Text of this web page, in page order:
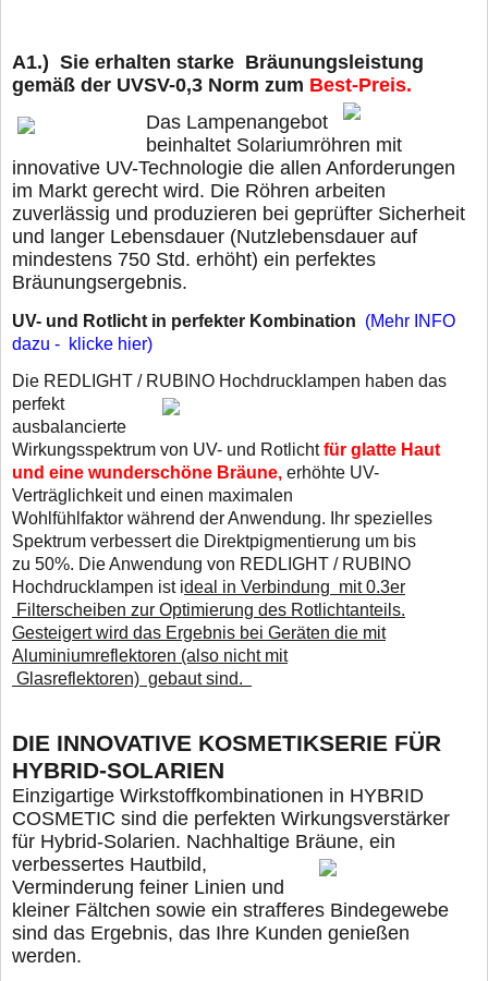
A1.) Sie erhalten starke Bräunungsleistung
gemäß der UVSV-0,3 Norm zum Best-Preis.
Das Lampenangebot
beinhaltet Solariumröhren mit
innovative UV-Technologie die allen Anforderungen
im Markt gerecht wird. Die Röhren arbeiten
zuverlässig und produzieren bei geprüfter Sicherheit
und langer Lebensdauer (Nutzlebensdauer auf
mindestens 750 Std. erhöht) ein perfektes
Bräunungsergebnis.
UV- und Rotlicht in perfekter Kombination (Mehr INFO
dazu - klicke hier)
Die REDLIGHT / RUBINO Hochdrucklampen haben das
perfekt
ausbalancierte
Wirkungsspektrum von UV- und Rotlichtfür glatte Haut
und eine wunderschöne Bräune, erhöhte UV-
Verträglichkeit und einen maximalen
Wohlfühlfaktor während der Anwendung. Ihr spezielles
Spektrum verbessert die Direktpigmentierung um bis
zu 50%. Die Anwendung von REDLIGHT / RUBINO
Hochdrucklampen ist ideal in Verbindung mit 0.3er
Filterscheiben zur Optimierung des Rotlichtanteils.
Gesteigert wird das Ergebnis bei Geräten die mit
Aluminiumreflektoren (also nicht mit
Glasreflektoren) gebaut sind.
DIE INNOVATIVE KOSMETIKSERIE FÜR
HYBRID-SOLARIEN
Einzigartige Wirkstoffkombinationen in HYBRID
COSMETIC sind die perfekten Wirkungsverstärker
für Hybrid-Solarien. Nachhaltige Bräune, ein
verbessertes Hautbild,
Verminderung feiner Linien und
kleiner Fältchen sowie ein strafferes Bindegewebe
sind das Ergebnis, das Ihre Kunden genießen
werden.